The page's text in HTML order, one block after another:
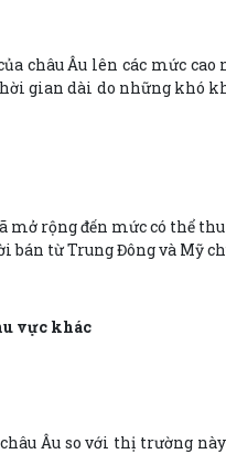
châu Âu lên các mức
gian dài do những khó
mở rộng đến mức có thể
từ Trung Đông và Mỹ
vực khác
Âu so với thị trường